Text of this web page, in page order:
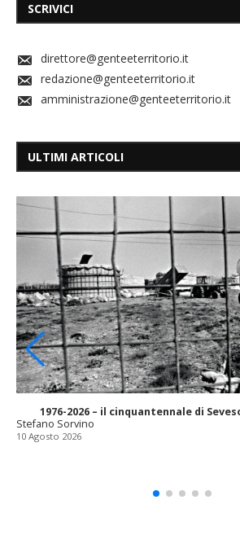
SCRIVICI
direttore@genteeterritorio.it
redazione@genteeterritorio.it
amministrazione@genteeterritorio.it
ULTIMI ARTICOLI
1976-2026 – il cinquantennale di
Stefano Sorvino
10 Agosto 2026